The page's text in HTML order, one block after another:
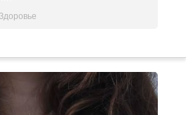
Здоровье